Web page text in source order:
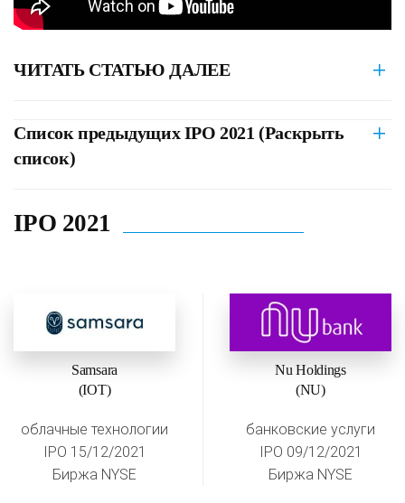
ЧИТАТЬ СТАТЬЮ ДАЛЕЕ
Список предыдущих IPO 2021 (Раскрыть
список)
IPO 2021
Samsara
(IOT)
облачные технологии
IPO 15/12/2021
Биржа NYSE
Nu Holdings
(NU)
банковские услуги
IPO 09/12/2021
Биржа NYSE